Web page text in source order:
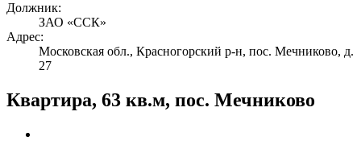
Должник:
ЗАО «ССК»
Адрес:
Московская обл., Красногорский р-н, пос. Мечниково, д.
27
Квартира, 63 кв.м, пос. Мечниково